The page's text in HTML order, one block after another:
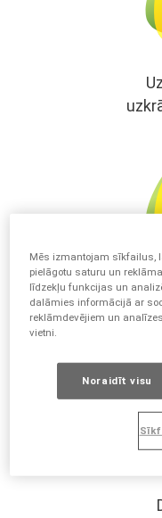
No
Mēs izmantojam sīkfailus,
pielāgotu saturu un
līdzekļu funkcijas un
dalāmies informācijā ar
reklāmdevējiem un
vietni.
Noraidīt visu